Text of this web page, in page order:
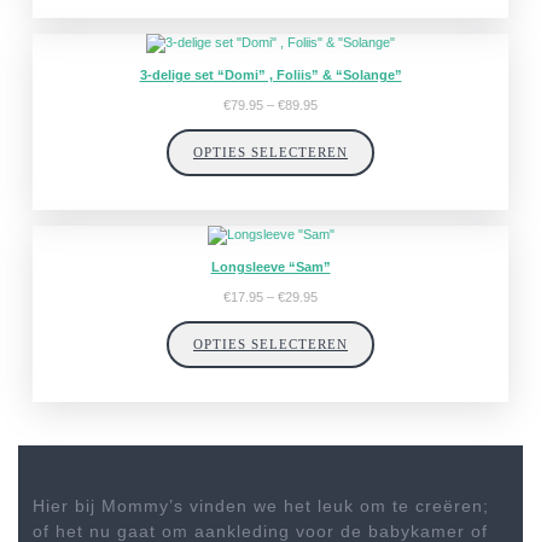
3-delige set “Domi” , Foliis” & “Solange”
€79.95 – €89.95Prijsklasse:
€89.95
OPTIES SELECTEREN
Longsleeve “Sam”
€17.95 – €29.95Prijsklasse:
€29.95
OPTIES SELECTEREN
Hier bij Mommy’s vinden we het leuk om te creëren;
of het nu gaat om aankleding voor de babykamer of